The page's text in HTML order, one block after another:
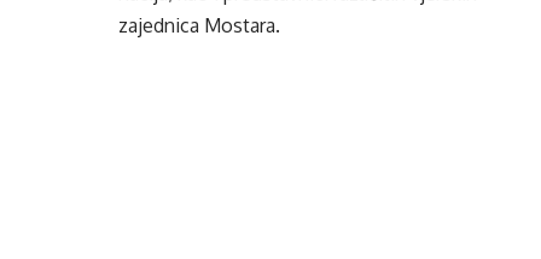
zajednica Mostara.